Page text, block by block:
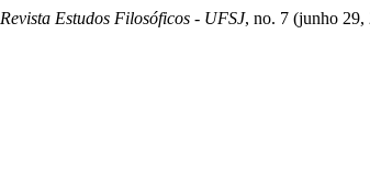
Revista Estudos Filosóficos - UFSJ, no. 7 (junho 29,